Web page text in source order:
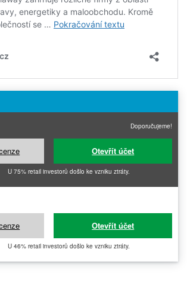
Doporučujeme!
Otevřít účet
U 75% retail investorů došlo ke vzniku ztráty.
Otevřít účet
U 46% retail investorů došlo ke vzniku ztráty.